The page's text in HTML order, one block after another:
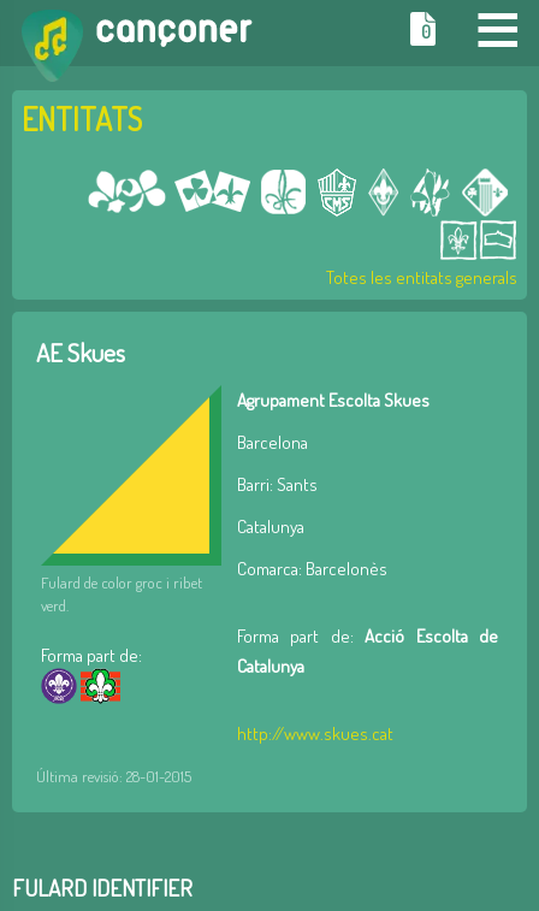
≡
0
ENTITATS
Totes les entitats generals
AE Skues
Fulard de color groc i ribet
verd.
Forma part de:
Agrupament Escolta Skues
Barcelona
Barri: Sants
Catalunya
Comarca: Barcelonès
Forma part de:Acció Escolta de
Catalunya
http://www.skues.cat
Última revisió: 28-01-2015
FULARD IDENTIFIER